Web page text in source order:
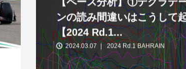
ンの読み間違いはこうして
【2024 Rd.1...
2024.03.07 2024 Rd.1 BAHRAIN